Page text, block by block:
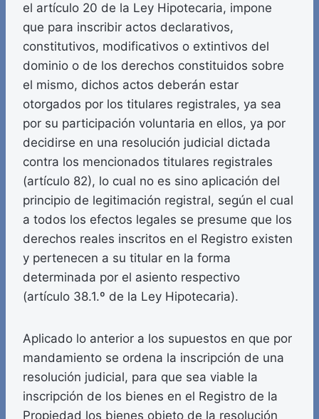
el artículo 20 de la Ley Hipotecaria, impone
que para inscribir actos declarativos,
constitutivos, modificativos o extintivos del
dominio o de los derechos constituidos sobre
el mismo, dichos actos deberán estar
otorgados por los titulares registrales, ya sea
por su participación voluntaria en ellos, ya por
decidirse en una resolución judicial dictada
contra los mencionados titulares registrales
(artículo 82), lo cual no es sino aplicación del
principio de legitimación registral, según el cual
a todos los efectos legales se presume que los
derechos reales inscritos en el Registro existen
y pertenecen a su titular en la forma
determinada por el asiento respectivo
(artículo 38.1.º de la Ley Hipotecaria).
Aplicado lo anterior a los supuestos en que por
mandamiento se ordena la inscripción de una
resolución judicial, para que sea viable la
inscripción de los bienes en el Registro de la
Propiedad los bienes objeto de la resolución